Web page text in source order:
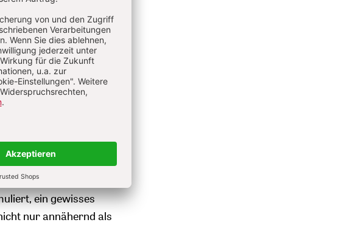
also der kirchlichen
auch miteinander,
wir überhaupt ein
Frage hängt auf das
dieses Spezifische
wollen, wie soll
zum Ausdruck
auf diese
ein gewisses
nur annähernd als